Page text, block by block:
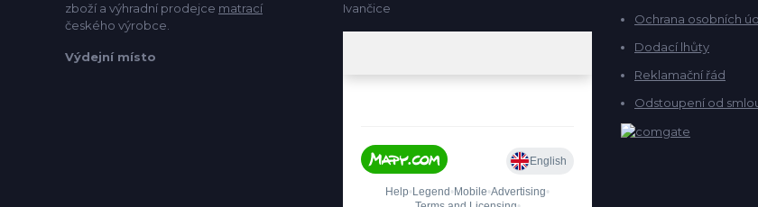
zboží a výhradní prodejce matrací
českého výrobce.
Výdejní místo
Ivančice
Ochrana osobních
Dodací lhůty
Reklamační řád
Odstoupení od